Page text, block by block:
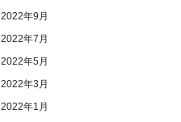
2022年9月
2022年7月
2022年5月
2022年3月
2022年1月